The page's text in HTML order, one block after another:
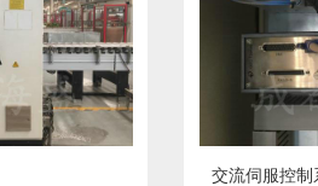
变频恒压供水